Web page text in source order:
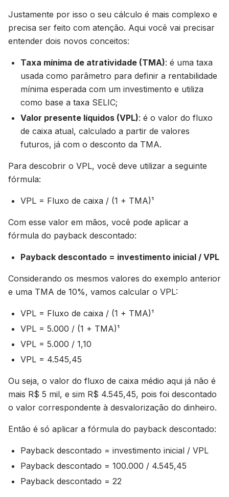
Justamente por isso o seu cálculo é mais complexo e
precisa ser feito com atenção. Aqui você vai precisar
entender dois novos conceitos:
Taxa mínima de atratividade (TMA): é uma taxa
usada como parâmetro para definir a rentabilidade
mínima esperada com um investimento e utiliza
como base a taxa SELIC;
Valor presente líquidos (VPL): é o valor do fluxo
de caixa atual, calculado a partir de valores
futuros, já com o desconto da TMA.
Para descobrir o VPL, você deve utilizar a seguinte
fórmula:
VPL = Fluxo de caixa / (1 + TMA)¹
Com esse valor em mãos, você pode aplicar a
fórmula do payback descontado:
Payback descontado = investimento inicial / VPL
Considerando os mesmos valores do exemplo anterior
e uma TMA de 10%, vamos calcular o VPL:
VPL = Fluxo de caixa / (1 + TMA)¹
VPL = 5.000 / (1 + TMA)¹
VPL = 5.000 / 1,10
VPL = 4.545,45
Ou seja, o valor do fluxo de caixa médio aqui já não é
mais R$ 5 mil, e sim R$ 4.545,45, pois foi descontado
o valor correspondente à desvalorização do dinheiro.
Então é só aplicar a fórmula do payback descontado:
Payback descontado = investimento inicial / VPL
Payback descontado = 100.000 / 4.545,45
Payback descontado = 22